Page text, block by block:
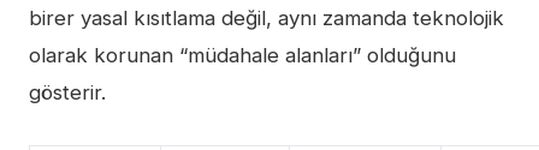
birer yasal kısıtlama değil, aynı zamanda teknolojik
olarak korunan “müdahale alanları” olduğunu
gösterir.